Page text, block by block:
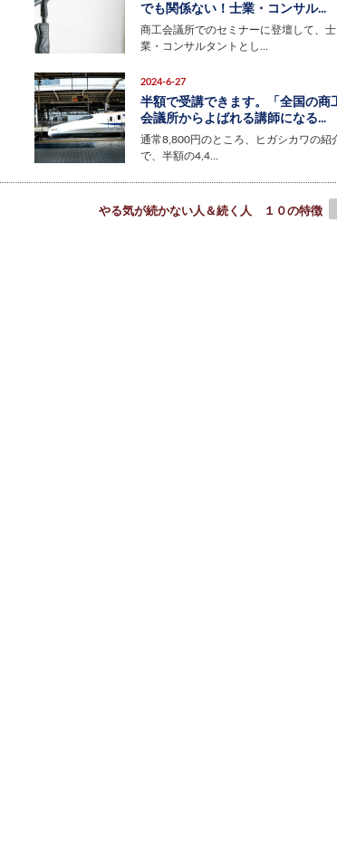
でも関係ない！士業・コンサル...
商工会議所でのセミナーに登壇して、士
業・コンサルタントとし…
2024-6-27
半額で受講できます。「全国の商
会議所からよばれる講師になる...
通常8,800円のところ、ヒガシカワの紹
で、半額の4,4…
やる気が続かない人＆続く人 １０の特徴